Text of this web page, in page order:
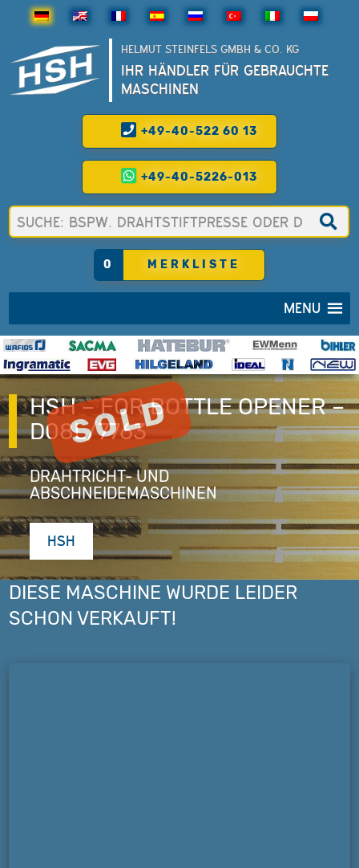
HELMUT STEINFELS GMBH & CO. KG
IHR HÄNDLER FÜR GEBRAUCHTE
MASCHINEN
+49-40-522 60 13
+49-40-5226-013
0 MERKLISTE
MENU
HSH – FOR BOTTLE OPENER –
D08L/7763
DRAHTRICHT- UND
ABSCHNEIDEMASCHINEN
HSH
DIESE MASCHINE WURDE LEIDER
SCHON VERKAUFT!